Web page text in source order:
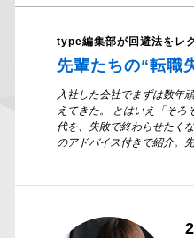
type編集部が回避法をレ
先輩たちの“転職
入社した会社でまずは数年
えてきた。 とはいえ「そ
代を、失敗で終わらせたく
のアドバイス付きで紹介。